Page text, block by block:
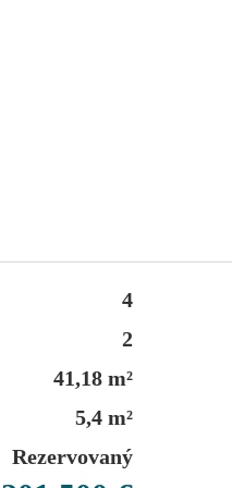
4
2
41,18 m²
5,4 m²
Rezervovaný